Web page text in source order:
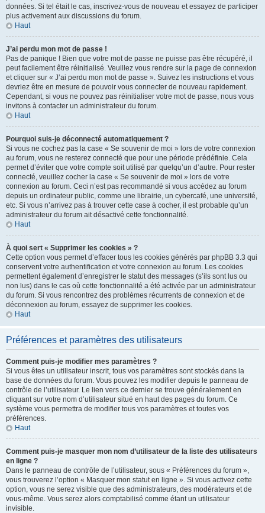
données. Si tel était le cas, inscrivez-vous de nouveau et essayez de participer
plus activement aux discussions du forum.
Haut
J’ai perdu mon mot de passe !
Pas de panique ! Bien que votre mot de passe ne puisse pas être récupéré, il
peut facilement être réinitialisé. Veuillez vous rendre sur la page de connexion
et cliquer sur « J’ai perdu mon mot de passe ». Suivez les instructions et vous
devriez être en mesure de pouvoir vous connecter de nouveau rapidement.
Cependant, si vous ne pouvez pas réinitialiser votre mot de passe, nous vous
invitons à contacter un administrateur du forum.
Haut
Pourquoi suis-je déconnecté automatiquement ?
Si vous ne cochez pas la case « Se souvenir de moi » lors de votre connexion
au forum, vous ne resterez connecté que pour une période prédéfinie. Cela
permet d’éviter que votre compte soit utilisé par quelqu’un d’autre. Pour rester
connecté, veuillez cocher la case « Se souvenir de moi » lors de votre
connexion au forum. Ceci n’est pas recommandé si vous accédez au forum
depuis un ordinateur public, comme une librairie, un cybercafé, une université,
etc. Si vous n’arrivez pas à trouver cette case à cocher, il est probable qu’un
administrateur du forum ait désactivé cette fonctionnalité.
Haut
À quoi sert « Supprimer les cookies » ?
Cette option vous permet d’effacer tous les cookies générés par phpBB 3.3 qui
conservent votre authentification et votre connexion au forum. Les cookies
permettent également d’enregistrer le statut des messages (s’ils sont lus ou
non lus) dans le cas où cette fonctionnalité a été activée par un administrateur
du forum. Si vous rencontrez des problèmes récurrents de connexion et de
déconnexion au forum, essayez de supprimer les cookies.
Haut
Préférences et paramètres des utilisateurs
Comment puis-je modifier mes paramètres ?
Si vous êtes un utilisateur inscrit, tous vos paramètres sont stockés dans la
base de données du forum. Vous pouvez les modifier depuis le panneau de
contrôle de l’utilisateur. Le lien vers ce dernier se trouve généralement en
cliquant sur votre nom d’utilisateur situé en haut des pages du forum. Ce
système vous permettra de modifier tous vos paramètres et toutes vos
préférences.
Haut
Comment puis-je masquer mon nom d’utilisateur de la liste des utilisateurs
en ligne ?
Dans le panneau de contrôle de l’utilisateur, sous « Préférences du forum »,
vous trouverez l’option « Masquer mon statut en ligne ». Si vous activez cette
option, vous ne serez visible que des administrateurs, des modérateurs et de
vous-même. Vous serez alors comptabilisé comme étant un utilisateur
invisible.